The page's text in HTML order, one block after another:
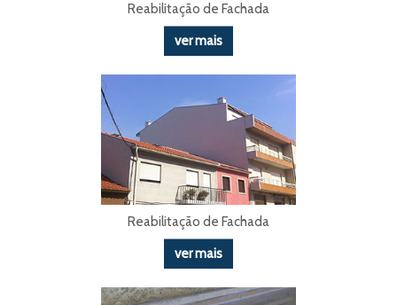
Reabilitação de Fachada
ver mais
Reabilitação de Fachada
ver mais